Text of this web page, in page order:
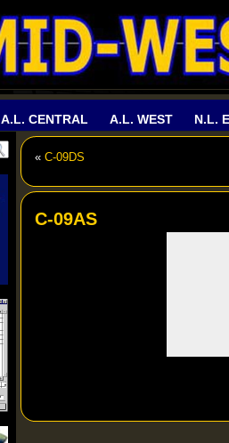
A.L. CENTRAL A.L. WEST N.L.
« C-09DS
C-09AS